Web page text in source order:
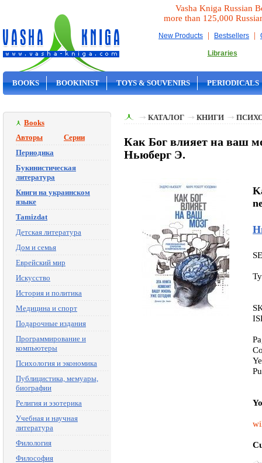
Vasha Kniga Russian
more than 125,000
New Products | Bestsellers |
Libraries
BOOKS BOOKINIST TOYS & SOUVENIRS PERIODICALS
Books
Авторы
Серии
Периодика
Букинистическая
литература
Книги на украинском
языке
Tamizdat
Детская литература
Дом и семья
Еврейский мир
Искусство
История и политика
Медицина и спорт
Подарочные издания
Программирование и
компьютеры
Психология и экономика
Публицистика, мемуары,
биографии
Религия и эзотерика
Учебная и научная
литература
Филология
Философия
КАТАЛОГ КНИГИ
Как Бог влияет на ваш
Ньюберг Э.